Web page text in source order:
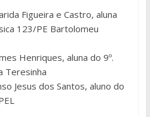
Figueira e Castro, aluna
123/PE Bartolomeu
Henriques, aluna do 9º.
Teresinha
Jesus dos Santos, aluno do